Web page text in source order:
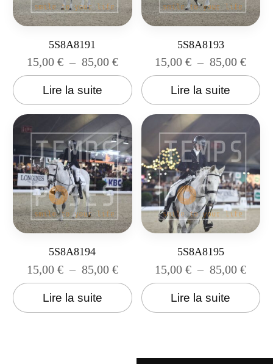
5S8A8191
15,00 € – 85,00 €
Lire la suite
5S8A8193
15,00€ – 85,00€
Lire la suite
5S8A8194
15,00 € – 85,00 €
Lire la suite
5S8A8195
15,00€ – 85,00€
Lire la suite